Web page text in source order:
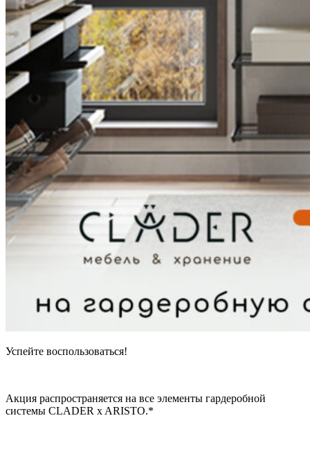
Успейте воспользоваться!
Акция распространяется на все элементы гардеробной
системы CLADER x ARISTO.*